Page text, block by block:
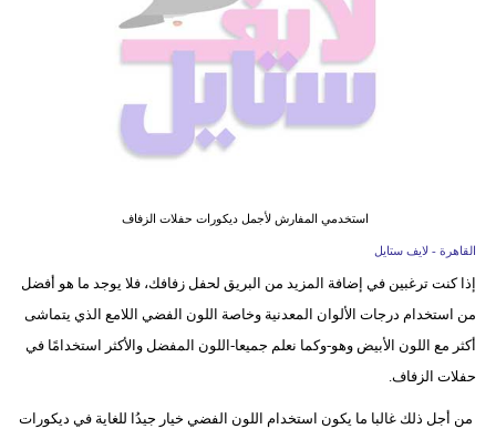
استخدمي المفارش لأجمل ديكورات حفلات الزفاف
القاهرة - لايف ستايل
إذا كنت ترغبين في إضافة المزيد من البريق لحفل زفافك، فلا يوجد ما هو أفضل
من استخدام درجات الألوان المعدنية وخاصة اللون الفضي اللامع الذي يتماشى
أكثر مع اللون الأبيض وهو-وكما نعلم جميعا-اللون المفضل والأكثر استخدامًا في
حفلات الزفاف.
من أجل ذلك غالبا ما يكون استخدام اللون الفضي خيار جيدُا للغاية في ديكورات